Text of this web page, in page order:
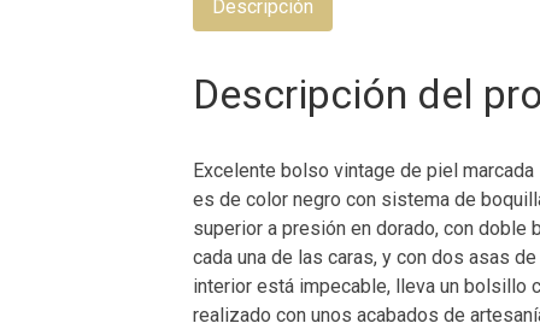
Descripción
Descripción del
Excelente bolso vintage de piel
es de color negro con sistema de
superior a presión en dorado, con doble
cada una de las caras, y con dos asas de
interior está impecable, lleva un bolsillo
realizado con unos acabados de